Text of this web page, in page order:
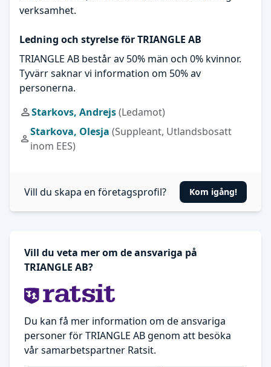
verksamhet.
Ledning och styrelse för TRIANGLE AB
TRIANGLE AB består av 50% män och 0% kvinnor.
Tyvärr saknar vi information om 50% av
personerna.
Starkovs, Andrejs(Ledamot)
Starkova, Olesja (Suppleant, Utlandsbosatt
inom EES)
Vill du skapa en företagsprofil? Kom igång!
Vill du veta mer om de ansvariga på
TRIANGLE AB?
Du kan få mer information om de ansvariga
personer för TRIANGLE AB genom att besöka
vår samarbetspartner Ratsit.